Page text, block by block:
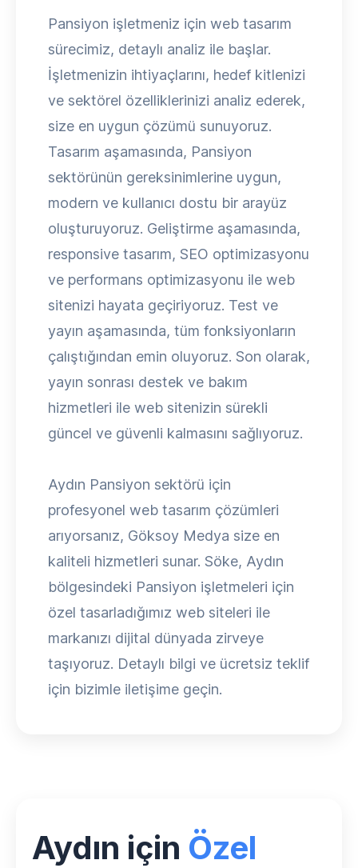
Pansiyon işletmeniz için web tasarım
sürecimiz, detaylı analiz ile başlar.
İşletmenizin ihtiyaçlarını, hedef kitlenizi
ve sektörel özelliklerinizi analiz ederek,
size en uygun çözümü sunuyoruz.
Tasarım aşamasında, Pansiyon
sektörünün gereksinimlerine uygun,
modern ve kullanıcı dostu bir arayüz
oluşturuyoruz. Geliştirme aşamasında,
responsive tasarım, SEO optimizasyonu
ve performans optimizasyonu ile web
sitenizi hayata geçiriyoruz. Test ve
yayın aşamasında, tüm fonksiyonların
çalıştığından emin oluyoruz. Son olarak,
yayın sonrası destek ve bakım
hizmetleri ile web sitenizin sürekli
güncel ve güvenli kalmasını sağlıyoruz.
Aydın Pansiyon sektörü için
profesyonel web tasarım çözümleri
arıyorsanız, Göksoy Medya size en
kaliteli hizmetleri sunar. Söke, Aydın
bölgesindeki Pansiyon işletmeleri için
özel tasarladığımız web siteleri ile
markanızı dijital dünyada zirveye
taşıyoruz. Detaylı bilgi ve ücretsiz teklif
için bizimle iletişime geçin.
Aydın için Özel